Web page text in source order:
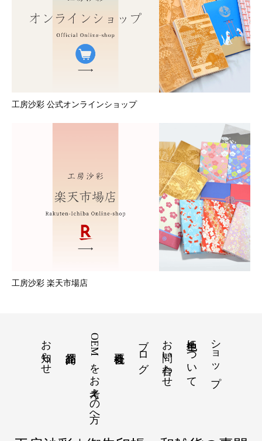
工房沙彩 公式オンラインショップ
工房沙彩 楽天市場店
お知らせ OEMをお考えの方へ ブログ お問い合わせ 色生地について ショップ